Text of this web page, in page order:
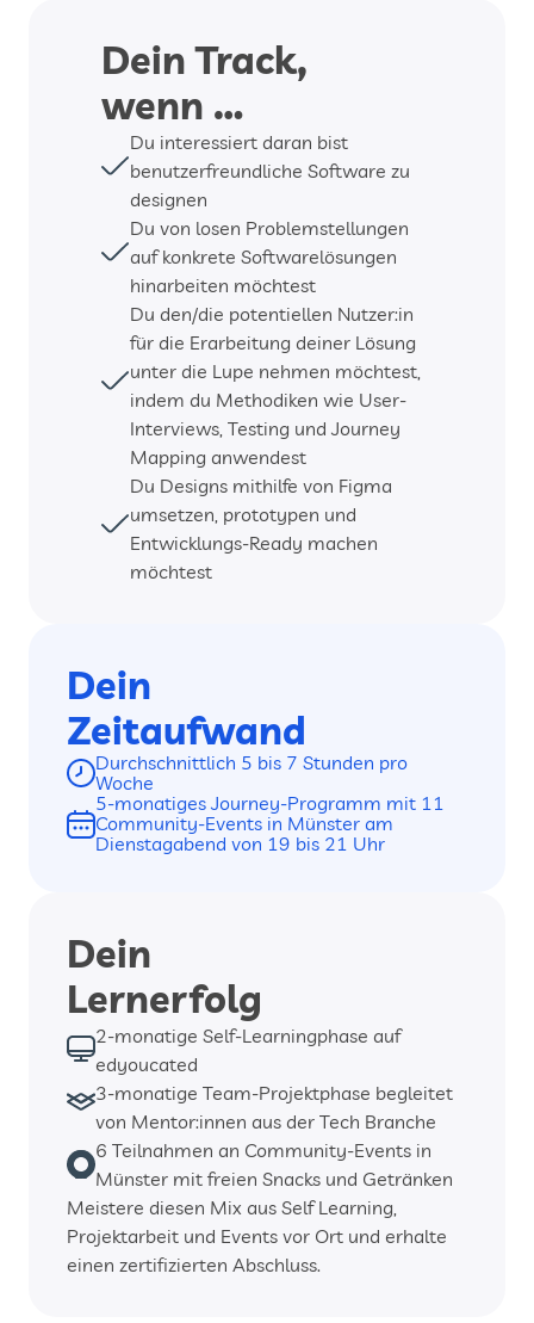
Dein Track,
wenn …
Du interessiert daran bist
benutzerfreundliche Software zu
designen
Du von losen Problemstellungen
auf konkrete Softwarelösungen
hinarbeiten möchtest
Du den/die potentiellen Nutzer:in
für die Erarbeitung deiner Lösung
unter die Lupe nehmen möchtest,
indem du Methodiken wie User-
Interviews, Testing und Journey
Mapping anwendest
Du Designs mithilfe von Figma
umsetzen, prototypen und
Entwicklungs-Ready machen
möchtest
Dein
Zeitaufwand
Durchschnittlich 5 bis 7 Stunden pro
Woche
5-monatiges Journey-Programm mit 11
Community-Events in Münster am
Dienstagabend von 19 bis 21 Uhr
Dein
Lernerfolg
2-monatige Self-Learningphase auf
edyoucated
3-monatige Team-Projektphase begleitet
von Mentor:innen aus der Tech Branche
6 Teilnahmen an Community-Events in
Münster mit freien Snacks und Getränken
Meistere diesen Mix aus Self Learning,
Projektarbeit und Events vor Ort und erhalte
einen zertifizierten Abschluss.